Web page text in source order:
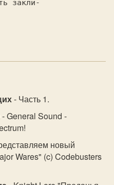
закли-
- Часть 1.
- General Sound -
новый
Wares" (c) Codebusters